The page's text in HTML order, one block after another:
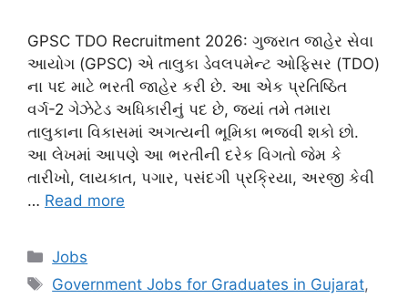
GPSC TDO Recruitment 2026: ગુજરાત જાહેર સેવા
આયોગ (GPSC) એ તાલુકા ડેવલપમેન્ટ ઓફિસર (TDO)
ના પદ માટે ભરતી જાહેર કરી છે. આ એક પ્રતિષ્ઠિત
વર્ગ-2 ગેઝેટેડ અધિકારીનું પદ છે, જ્યાં તમે તમારા
તાલુકાના વિકાસમાં અગત્યની ભૂમિકા ભજવી શકો છો.
આ લેખમાં આપણે આ ભરતીની દરેક વિગતો જેમ કે
તારીખો, લાયકાત, પગાર, પસંદગી પ્રક્રિયા, અરજી કેવી
… Read more
Categories
Jobs
Tags
Government Jobs for Graduates in Gujarat,